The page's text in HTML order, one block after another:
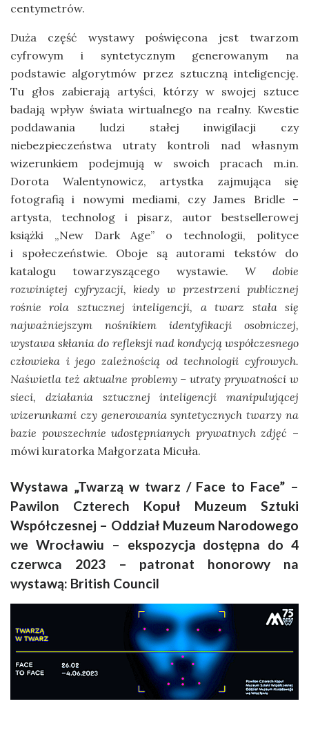
centymetrów.
Duża część wystawy poświęcona jest twarzom
cyfrowym i syntetycznym generowanym na
podstawie algorytmów przez sztuczną inteligencję.
Tu głos zabierają artyści, którzy w swojej sztuce
badają wpływ świata wirtualnego na realny. Kwestie
poddawania ludzi stałej inwigilacji czy
niebezpieczeństwa utraty kontroli nad własnym
wizerunkiem podejmują w swoich pracach m.in.
Dorota Walentynowicz, artystka zajmująca się
fotografią i nowymi mediami, czy James Bridle –
artysta, technolog i pisarz, autor bestsellerowej
książki „New Dark Age” o technologii, polityce
i społeczeństwie. Oboje są autorami tekstów do
katalogu towarzyszącego wystawie. W dobie
rozwiniętej cyfryzacji, kiedy w przestrzeni publicznej
rośnie rola sztucznej inteligencji, a twarz stała się
najważniejszym nośnikiem identyfikacji osobniczej,
wystawa skłania do refleksji nad kondycją współczesnego
człowieka i jego zależnością od technologii cyfrowych.
Naświetla też aktualne problemy – utraty prywatności w
sieci, działania sztucznej inteligencji manipulującej
wizerunkami czy generowania syntetycznych twarzy na
bazie powszechnie udostępnianych prywatnych zdjęć –
mówi kuratorka Małgorzata Micuła.
Wystawa „Twarzą w twarz / Face to Face” –
Pawilon Czterech Kopuł Muzeum Sztuki
Współczesnej – Oddział Muzeum Narodowego
we Wrocławiu – ekspozycja dostępna do 4
czerwca 2023 – patronat honorowy na
wystawą: British Council